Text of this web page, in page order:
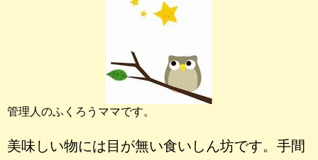
管理人のふくろうママです。
美味しい物には目が無い食いしん坊です。手間